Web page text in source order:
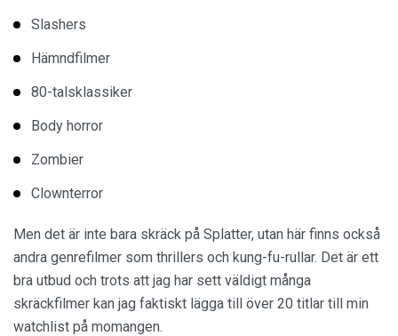
Slashers
Hämndfilmer
80-talsklassiker
Body horror
Zombier
Clownterror
Men det är inte bara skräck på Splatter, utan här finns också
andra genrefilmer som thrillers och kung-fu-rullar. Det är ett
bra utbud och trots att jag har sett väldigt många
skräckfilmer kan jag faktiskt lägga till över 20 titlar till min
watchlist på momangen.